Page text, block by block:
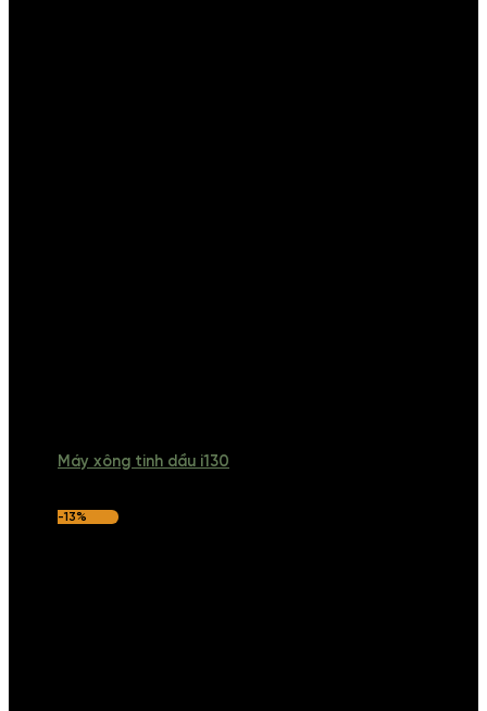
Máy xông tinh dầu i130
-13%